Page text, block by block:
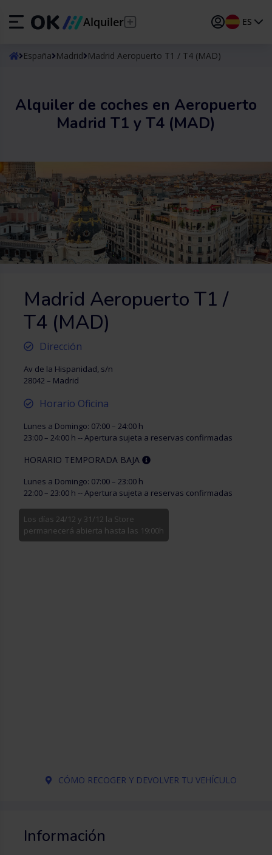
Alquiler ES
ESEspañol
DE Deutsch
Français
PT Português
TR Türkçe
España Madrid Madrid Aeropuerto T1 / T4 (MAD)
Alquiler de coches en Aeropuerto
Madrid T1 y T4 (MAD)
Madrid Aeropuerto T1 /
T4 (MAD)
Dirección
Av de la Hispanidad, s/n
28042 – Madrid
Horario Oficina
Lunes a Domingo: 07:00 – 24:00 h
23:00 – 24:00 h -- Apertura sujeta a reservas confirmadas
HORARIO TEMPORADA BAJA
Lunes a Domingo: 07:00 – 23:00 h
22:00 – 23:00 h -- Apertura sujeta a reservas confirmadas
Los días 24/12 y 31/12 la Store
permanecerá abierta hasta las 19:00h
CÓMO RECOGER Y DEVOLVER TU VEHÍCULO
Información